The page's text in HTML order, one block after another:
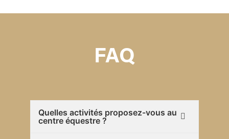
FAQ
Quelles activités proposez-vous au
centre équestre ?